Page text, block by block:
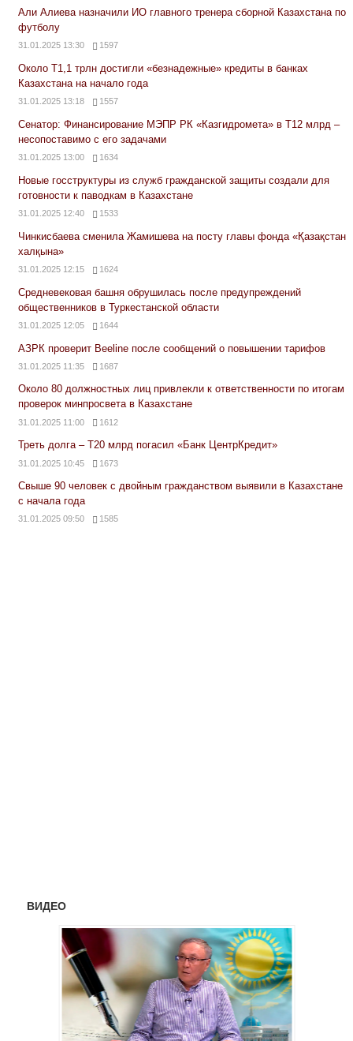
Али Алиева назначили ИО главного тренера сборной Казахстана по
футболу
31.01.2025 13:30 1597
Около Т1,1 трлн достигли «безнадежные» кредиты в банках
Казахстана на начало года
31.01.2025 13:18 1557
Сенатор: Финансирование МЭПР РК «Казгидромета» в Т12 млрд –
несопоставимо с его задачами
31.01.2025 13:00 1634
Новые госструктуры из служб гражданской защиты создали для
готовности к паводкам в Казахстане
31.01.2025 12:40 1533
Чинкисбаева сменила Жамишева на посту главы фонда «Қазақстан
халқына»
31.01.2025 12:15 1624
Средневековая башня обрушилась после предупреждений
общественников в Туркестанской области
31.01.2025 12:05 1644
АЗРК проверит Beeline после сообщений о повышении тарифов
31.01.2025 11:35 1687
Около 80 должностных лиц привлекли к ответственности по итогам
проверок минпросвета в Казахстане
31.01.2025 11:00 1612
Треть долга – Т20 млрд погасил «Банк ЦентрКредит»
31.01.2025 10:45 1673
Свыше 90 человек с двойным гражданством выявили в Казахстане
с начала года
31.01.2025 09:50 1585
ВИДЕО